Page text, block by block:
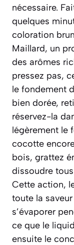
nécessaire.
quelques
coloration
Maillard, un
des arômes
pressez pas,
le fondement
bien dorée,
réservez-la
légèrement le
cocotte
bois, grattez
dissoudre
Cette action,
toute la
s’évaporer
ce que le
ensuite le